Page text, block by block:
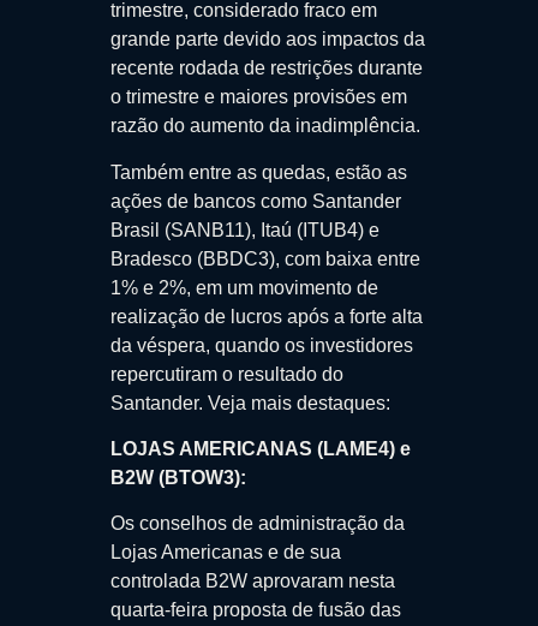
trimestre, considerado fraco em
grande parte devido aos impactos da
recente rodada de restrições durante
o trimestre e maiores provisões em
razão do aumento da inadimplência.
Também entre as quedas, estão as
ações de bancos como Santander
Brasil (SANB11), Itaú (ITUB4) e
Bradesco (BBDC3), com baixa entre
1% e 2%, em um movimento de
realização de lucros após a forte alta
da véspera, quando os investidores
repercutiram o resultado do
Santander. Veja mais destaques:
LOJAS AMERICANAS (LAME4) e
B2W (BTOW3):
Os conselhos de administração da
Lojas Americanas e de sua
controlada B2W aprovaram nesta
quarta-feira proposta de fusão das